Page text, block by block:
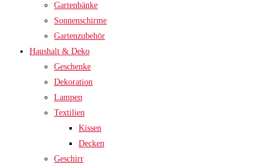
Gartenbänke
Sonnenschirme
Gartenzubehör
Haushalt & Deko
Geschenke
Dekoration
Lampen
Textilien
Kissen
Decken
Geschirr